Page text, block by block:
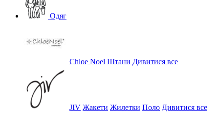
Одяг
Chloe Noel Штани Дивитися все
JIV Жакети Жилетки Поло Дивитися все